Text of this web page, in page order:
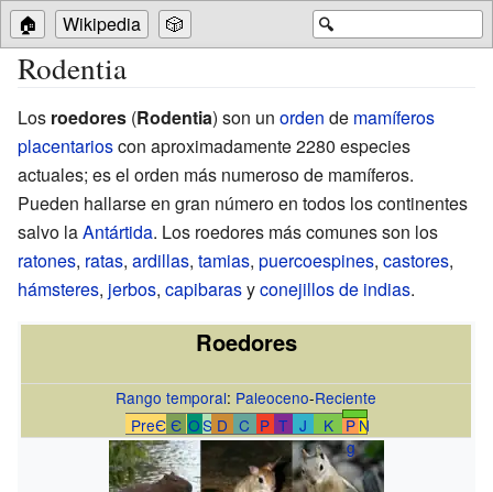
🔍
🏠 Wikipedia 🎲
Rodentia
Los roedores (Rodentia) son un orden de mamíferos
placentarioscon aproximadamente 2280 especies
actuales; es el orden más numeroso de mamíferos.
Pueden hallarse en gran número en todos los continentes
salvo laAntártida. Los roedores más comunes son los
ratones, ratas, ardillas, tamias, puercoespines, castores,
hámsteres, jerbos, capibarasyconejillos de indias.
Roedores
Rango temporal: Paleoceno-Reciente
PreЄ Є OS D C P T J K P
g
N